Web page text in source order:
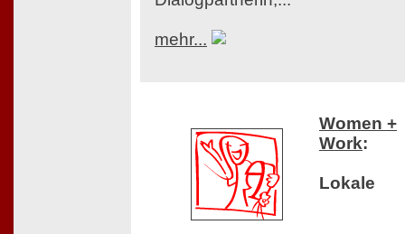
mehr...
Women +
Work:
Lokale